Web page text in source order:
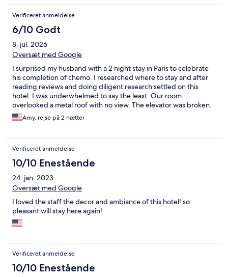
Verificeret anmeldelse
6/10 Godt
8. jul. 2026
Oversæt med Google
I surprised my husband with a 2 night stay in Paris to celebrate
his completion of chemo. I researched where to stay and after
reading reviews and doing diligent research settled on this
hotel. I was underwhelmed to say the least. Our room
overlooked a metal roof with no view. The elevator was broken.
To top it all off I had asked the desk to arrange a taxi to the
airport a head of time. I confirmed that this was a go. This
would arrive at 9:15. When we carried our bags down and
checked out I was informed by the front desk, 5 mini before the
taxi was to arrive that his system wasn’t working to order the
taxi. He then told us that we could walk up the street with all of
our bags to the taxi stand. To say it was an unpleasant
experience is an understatement
Amy, rejse på 2 nætter
Verificeret anmeldelse
10/10 Enestående
24. jan. 2023
Oversæt med Google
I loved the staff the decor and ambiance of this hotel! so
pleasant will stay here again!
Verificeret anmeldelse
10/10 Enestående